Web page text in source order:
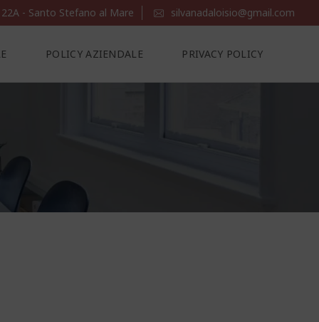
- Santo Stefano al Mare silvanadaloisio@gmail.com
POLICY AZIENDALE PRIVACY POLICY